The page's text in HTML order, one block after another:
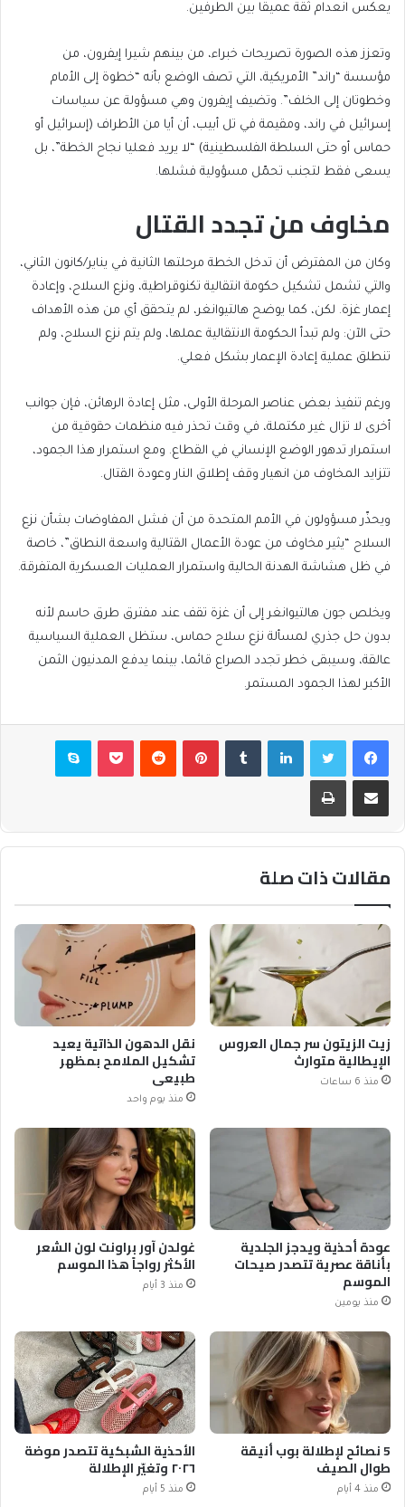
يعكس انعدام ثقة عميقا بين الطرفين.
وتعزز هذه الصورة تصريحات خبراء، من بينهم شيرا إيفرون، من
مؤسسة “راند” الأمريكية، التي تصف الوضع بأنه “خطوة إلى الأمام
وخطوتان إلى الخلف”. وتضيف إيفرون وهي مسؤولة عن سياسات
إسرائيل في راند، ومقيمة في تل أبيب، أن أيا من الأطراف (إسرائيل أو
حماس أو حتى السلطة الفلسطينية) “لا يريد فعليا نجاح الخطة”، بل
يسعى فقط لتجنب تحمّل مسؤولية فشلها.
مخاوف من تجدد القتال
وكان من المفترض أن تدخل الخطة مرحلتها الثانية في يناير/كانون الثاني،
والتي تشمل تشكيل حكومة انتقالية تكنوقراطية، ونزع السلاح، وإعادة
إعمار غزة. لكن، كما يوضح هالتيوانغر، لم يتحقق أي من هذه الأهداف
حتى الآن: ولم تبدأ الحكومة الانتقالية عملها، ولم يتم نزع السلاح، ولم
تنطلق عملية إعادة الإعمار بشكل فعلي.
ورغم تنفيذ بعض عناصر المرحلة الأولى، مثل إعادة الرهائن، فإن جوانب
أخرى لا تزال غير مكتملة، في وقت تحذر فيه منظمات حقوقية من
استمرار تدهور الوضع الإنساني في القطاع. ومع استمرار هذا الجمود،
تتزايد المخاوف من انهيار وقف إطلاق النار وعودة القتال.
ويحذّر مسؤولون في الأمم المتحدة من أن فشل المفاوضات بشأن نزع
السلاح “يثير مخاوف من عودة الأعمال القتالية واسعة النطاق”، خاصة
في ظل هشاشة الهدنة الحالية واستمرار العمليات العسكرية المتفرقة.
ويخلص جون هالتيوانغر إلى أن غزة تقف عند مفترق طرق حاسم لأنه
بدون حل جذري لمسألة نزع سلاح حماس، ستظل العملية السياسية
عالقة، وسيبقى خطر تجدد الصراع قائما، بينما يدفع المدنيون الثمن
الأكبر لهذا الجمود المستمر.
فيسبوكتويتر لينكدإن بينتيريست بوكيت سكايب
مشاركة عبر البريد طباعة
مقالات ذات صلة
زيت الزيتون سر جمال العروس
الإيطالية متوارث
منذ 6 ساعات
نقل الدهون الذاتية يعيد
تشكيل الملامح بمظهر
طبيعي
منذ يوم واحد
عودة أحذية ويدجز الجلدية
بأناقة عصرية تتصدر صيحات
الموسم
منذ يومين
غولدن آور براونت لون الشعر
الأكثر رواجاً هذا الموسم
منذ 3 أيام
5 نصائح لإطلالة بوب أنيقة
طوال الصيف
منذ 4 أيام
الأحذية الشبكية تتصدر موضة
٢٠٢٦ وتغيّر الإطلالة
منذ 5 أيام